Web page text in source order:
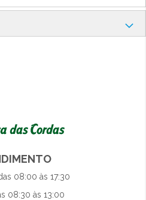
08:00 às 17:30
08:30 às 13:00